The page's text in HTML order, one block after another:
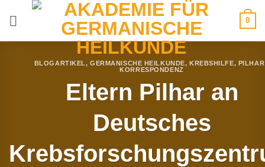
0
BLOGARTIKEL,GERMANISCHE HEILKUNDE, KREBSHILFE,
KORRESPONDENZ
Eltern Pilhar an
Deutsches